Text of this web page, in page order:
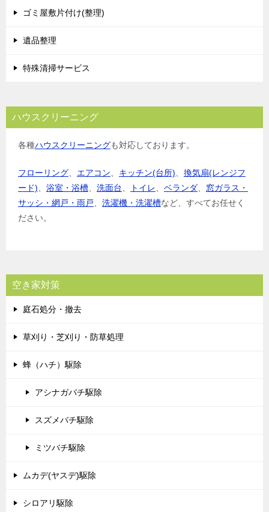
ゴミ屋敷片付け(整理)
遺品整理
特殊清掃サービス
ハウスクリーニング
各種ハウスクリーニングも対応しております。
フローリング エアコン キッチン(台所)
換気扇(レンジフ
ード)
浴室・浴槽 洗面台 トイレ ベランダ
窓ガラス・
サッシ・網戸・雨戸
洗濯機・洗濯槽など、すべてお任せく
ださい。
空き家対策
庭石処分・撤去
草刈り・芝刈り・防草処理
蜂（ハチ）駆除
アシナガバチ駆除
スズメバチ駆除
ミツバチ駆除
ムカデ(ヤスデ)駆除
シロアリ駆除